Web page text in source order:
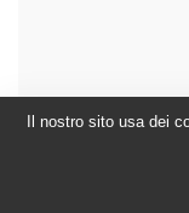
Il nostro sito usa dei